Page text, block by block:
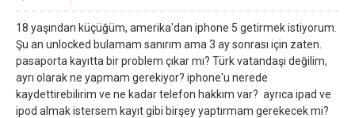
18 yaşından küçüğüm, amerika'dan iphone 5 getirmek istiyorum.
Şu an unlocked bulamam sanırım ama 3 ay sonrası için zaten.
pasaporta kayıtta bir problem çıkar mı? Türk vatandaşı değilim,
ayrı olarak ne yapmam gerekiyor? iphone'u nerede
kaydettirebilirim ve ne kadar telefon hakkım var? ayrıca ipad ve
ipod almak istersem kayıt gibi birşey yaptırmam gerekecek mi?